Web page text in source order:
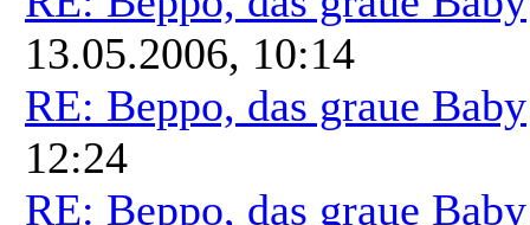
13.05.2006, 10:14
RE: Beppo, das graue Baby
12:24
RE: Beppo, das graue Baby